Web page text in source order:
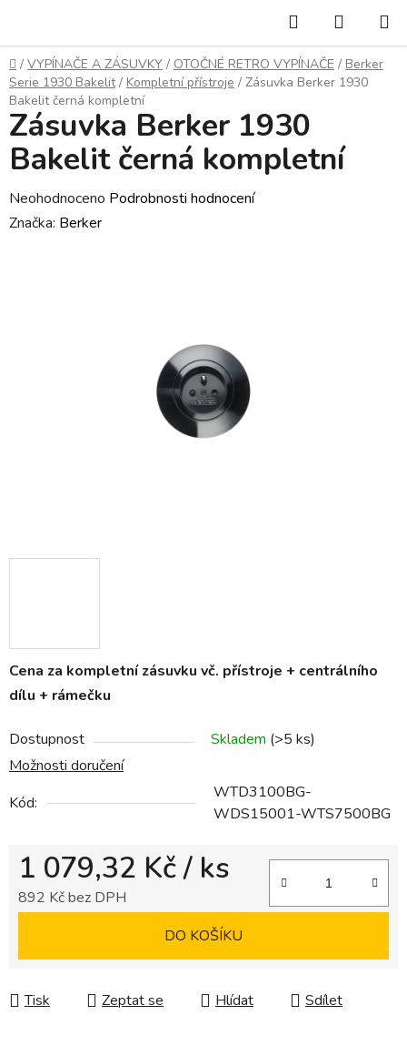
obsah
Hledat
KOŠÍK
Domů
/ VYPÍNAČE A ZÁSUVKY / OTOČNÉ RETRO VYPÍNAČE / Berker
Serie 1930 Bakelit / Kompletní přístroje / Zásuvka Berker 1930
Bakelit černá kompletní
Cena za kompletní zásuvku vč. přístroje + centrálního
dílu + rámečku
Dostupnost Skladem (>5 ks)
Možnosti doručení
Kód:
WTD3100BG-
WDS15001-WTS7500BG
1 079,32 Kč/ ks
892 Kč bez DPH
DO KOŠÍKU
Tisk Zeptat se Hlídat Sdílet
Zásuvka Berker 1930
Bakelit černá kompletní
Průměrné
hodnocení
Neohodnoceno Podrobnosti hodnocení
Značka: Berker